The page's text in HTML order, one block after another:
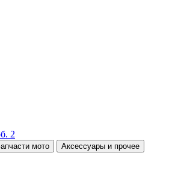
2
мото
Аксессуары и прочее